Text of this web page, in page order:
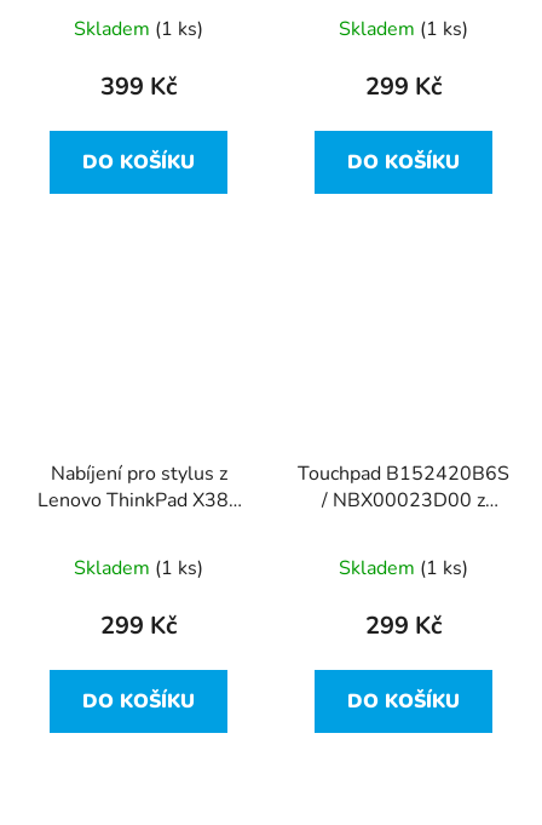
Yoga
Skladem (1 ks)
399 Kč
DO KOŠÍKU
Yoga
Skladem (1 ks)
299 Kč
DO KOŠÍKU
Nabíjení pro stylus z
Lenovo ThinkPad X380
Skladem (1 ks)
299 Kč
DO KOŠÍKU
Touchpad B152420B6S
/ NBX00023D00 z
Yoga
Skladem (1 ks)
299 Kč
DO KOŠÍKU